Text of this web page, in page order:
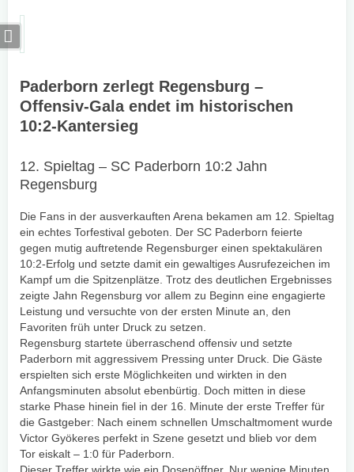
Paderborn zerlegt Regensburg –
Offensiv-Gala endet im historischen
10:2-Kantersieg
12. Spieltag – SC Paderborn 10:2 Jahn
Regensburg
Die Fans in der ausverkauften Arena bekamen am 12. Spieltag
ein echtes Torfestival geboten. Der SC Paderborn feierte
gegen mutig auftretende Regensburger einen spektakulären
10:2-Erfolg und setzte damit ein gewaltiges Ausrufezeichen im
Kampf um die Spitzenplätze. Trotz des deutlichen Ergebnisses
zeigte Jahn Regensburg vor allem zu Beginn eine engagierte
Leistung und versuchte von der ersten Minute an, den
Favoriten früh unter Druck zu setzen.
Regensburg startete überraschend offensiv und setzte
Paderborn mit aggressivem Pressing unter Druck. Die Gäste
erspielten sich erste Möglichkeiten und wirkten in den
Anfangsminuten absolut ebenbürtig. Doch mitten in diese
starke Phase hinein fiel in der 16. Minute der erste Treffer für
die Gastgeber: Nach einem schnellen Umschaltmoment wurde
Victor Gyökeres perfekt in Szene gesetzt und blieb vor dem
Tor eiskalt – 1:0 für Paderborn.
Dieser Treffer wirkte wie ein Dosenöffner. Nur wenige Minuten